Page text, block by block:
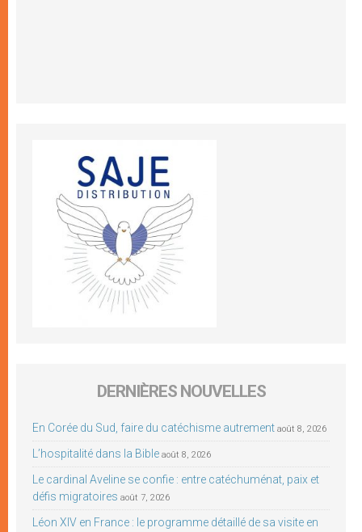
DERNIÈRES NOUVELLES
En Corée du Sud, faire du catéchisme autrement août 8, 2026
L’hospitalité dans la Bible août 8, 2026
Le cardinal Aveline se confie : entre catéchuménat, paix et
défis migratoires août 7, 2026
Léon XIV en France : le programme détaillé de sa visite en